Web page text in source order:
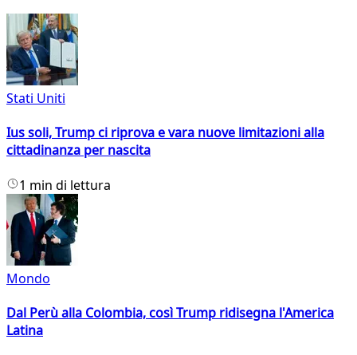
Stati Uniti
Ius soli, Trump ci riprova e vara nuove limitazioni alla
cittadinanza per nascita
1 min di lettura
Mondo
Dal Perù alla Colombia, così Trump ridisegna l'America
Latina